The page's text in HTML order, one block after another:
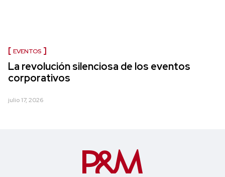
EVENTOS
La revolución silenciosa de los eventos
corporativos
julio 17, 2026